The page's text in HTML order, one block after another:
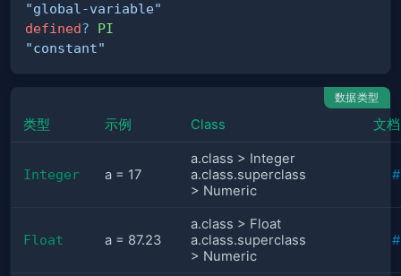
"global-variable"
defined?
PI
"constant"
数据类型
类型 示例 Class 文档
Integer a = 17
a.class > Integer
a.class.superclass
> Numeric
#
Float a = 87.23
a.class > Float
a.class.superclass
> Numeric
#